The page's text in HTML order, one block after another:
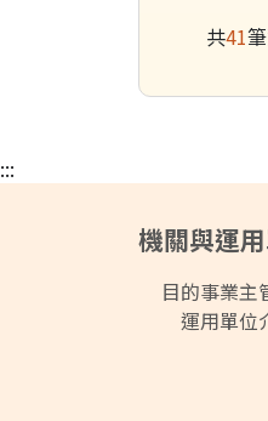
共41
:::
機關與運
目的事業主
運用單位